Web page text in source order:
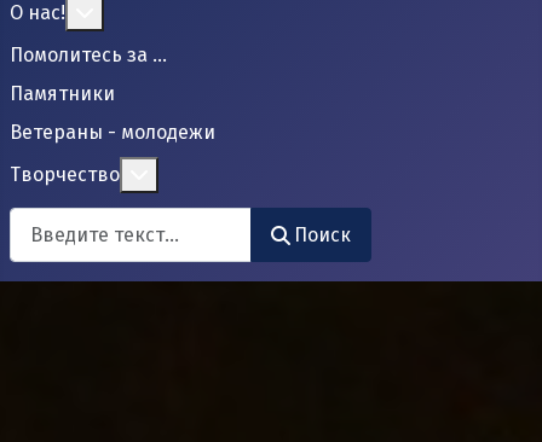
О нас!
Помолитесь за ...
Памятники
Ветераны - молодежи
Творчество
Поиск
Поиск